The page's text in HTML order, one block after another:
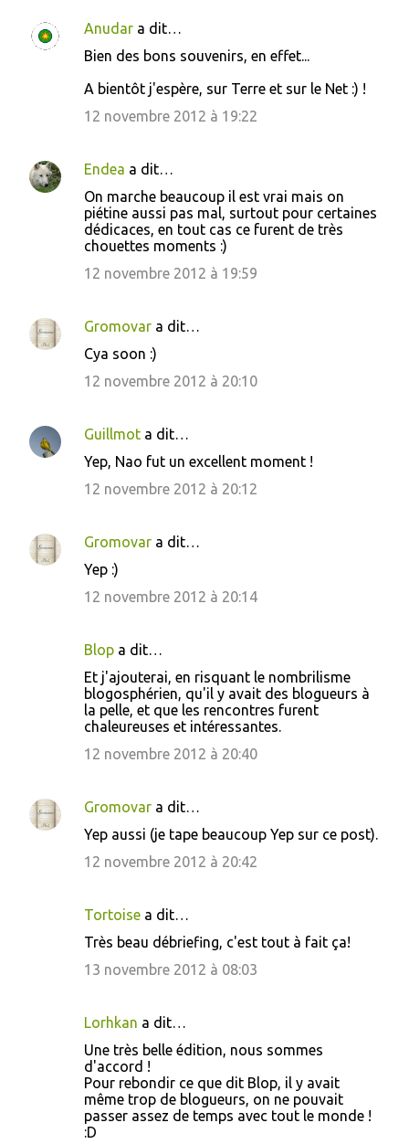
C
n
t
s
Anudar a dit…
Bien des bons souvenirs, en effet...
A bientôt j'espère, sur Terre et sur le Net :) !
12 novembre 2012 à 19:22
Endea a dit…
On marche beaucoup il est vrai mais on
piétine aussi pas mal, surtout pour certaines
dédicaces, en tout cas ce furent de très
chouettes moments :)
12 novembre 2012 à 19:59
Gromovar a dit…
Cya soon :)
12 novembre 2012 à 20:10
Guillmot a dit…
Yep, Nao fut un excellent moment !
12 novembre 2012 à 20:12
Gromovar a dit…
Yep :)
12 novembre 2012 à 20:14
Blop a dit…
Et j'ajouterai, en risquant le nombrilisme
blogosphérien, qu'il y avait des blogueurs à
la pelle, et que les rencontres furent
chaleureuses et intéressantes.
12 novembre 2012 à 20:40
Gromovar a dit…
Yep aussi (je tape beaucoup Yep sur ce post).
12 novembre 2012 à 20:42
Tortoise a dit…
Très beau débriefing, c'est tout à fait ça!
13 novembre 2012 à 08:03
Lorhkan a dit…
Une très belle édition, nous sommes
d'accord !
Pour rebondir ce que dit Blop, il y avait
même trop de blogueurs, on ne pouvait
passer assez de temps avec tout le monde !
:D